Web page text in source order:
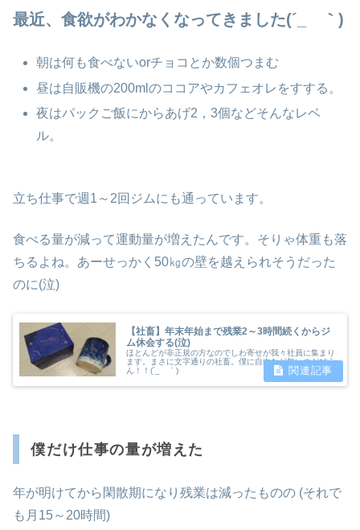
最近、食欲がわかなくなってきました(´_ゝ｀)
朝は何も食べないorチョコとか数個つまむ
昼は自販機の200mlのココアやカフェオレをすする。
夜はパックご飯にからあげ2，3個などそんなレベ
ル。
立ち仕事で週1～2回ジムにも通っています。
食べる量が減って運動量が増えたんです。そりゃ体重も落
ちるよね。あーせっかく50㎏の壁を越えられそうだった
のに(泣)
【社畜】年末年始まで残業2～3時間続くからジ
ム休会する(泣)
ほとんどが非正規の方なのでしわ寄せが我々社員に集まり
ます。まさに文字通りの社畜。僕に自由など無いのだぴえ
ん！！(´_ゝ｀)
僕だけ仕事の量が増えた
年が明けてから閑散期になり残業は減ったものの (それで
も月15～20時間)